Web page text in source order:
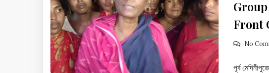
Front
No
পূর্ব